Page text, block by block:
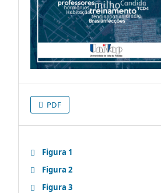
PDF
Figura 1
Figura 2
Figura 3